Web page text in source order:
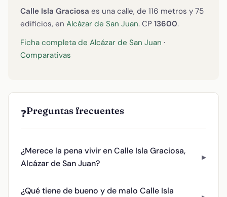
Calle Isla Graciosa es una calle, de 116 metros y 75
edificios, en Alcázar de San Juan. CP 13600.
Ficha completa de Alcázar de San Juan ·
Comparativas
❓Preguntas frecuentes
¿Merece la pena vivir en Calle Isla Graciosa,
Alcázar de San Juan?
¿Qué tiene de bueno y de malo Calle Isla